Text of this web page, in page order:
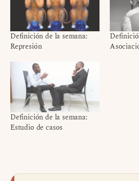
Definición de la semana:
Represión
Definición de la semana:
Estudio de casos